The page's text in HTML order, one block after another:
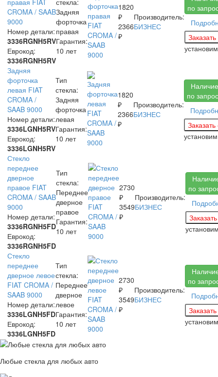
CROMA / SAAB
9000
Номер детали:
3336RGNH5RV
Еврокод:
3336RGNH5RV
Задняя
форточка
правая
Гарантия:
10 лет
1820
₽
2366
₽
Производитель:
БИЗНЕС
по
Задняя
форточка
левая FIAT
CROMA /
SAAB 9000
Номер детали:
3336LGNH5RV
Еврокод:
3336LGNH5RV
Тип
стекла:
Задняя
форточка
левая
Гарантия:
10 лет
1820
₽
2366
₽
Производитель:
БИЗНЕС
Наличие
по
Стекло
переднее
дверное
правое FIAT
CROMA / SAAB
9000
Номер детали:
3336RGNH5FD
Еврокод:
3336RGNH5FD
Тип
стекла:
Переднее
дверное
правое
Гарантия:
10 лет
2730
₽
3549
₽
Производитель:
БИЗНЕС
по
Стекло
переднее
дверное левое
FIAT CROMA /
SAAB 9000
Номер детали:
3336LGNH5FD
Еврокод:
3336LGNH5FD
Тип
стекла:
Переднее
дверное
левое
Гарантия:
10 лет
2730
₽
3549
₽
Производитель:
БИЗНЕС
по
Любые стекла для любых авто